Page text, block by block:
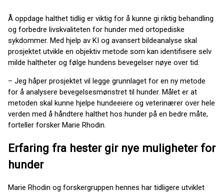
Å oppdage halthet tidlig er viktig for å kunne gi riktig behandling
og forbedre livskvaliteten for hunder med ortopediske
sykdommer. Med hjelp av KI og avansert bildeanalyse skal
prosjektet utvikle en objektiv metode som kan identifisere selv
milde haltheter og følge hundens bevegelser nøye over tid.
– Jeg håper prosjektet vil legge grunnlaget for en ny metode
for å analysere bevegelsesmønstret til hunder. Målet er at
metoden skal kunne hjelpe hundeeiere og veterinærer over hele
verden med å håndtere halthet hos hunder på en bedre måte,
forteller forsker Marie Rhodin.
Erfaring fra hester gir nye muligheter for
hunder
Marie Rhodin og forskergruppen hennes har tidligere utviklet